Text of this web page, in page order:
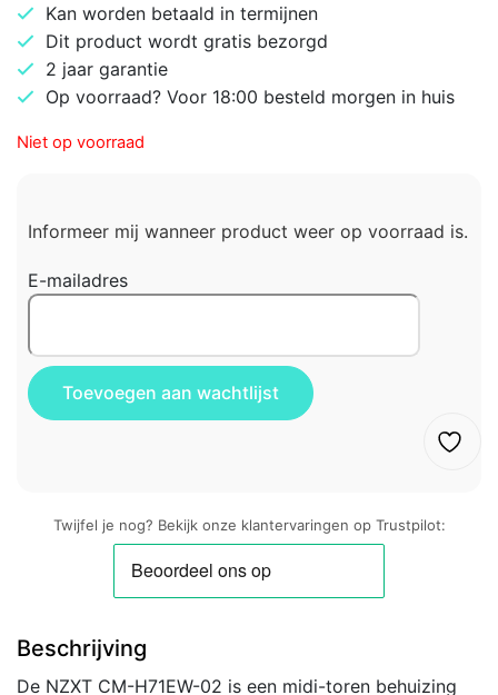
Kan worden betaald in termijnen
Dit product wordt gratis bezorgd
2 jaar garantie
Op voorraad? Voor 18:00 besteld morgen in huis
Niet op voorraad
Informeer mij wanneer product weer op voorraad is.
E-mailadres
Twijfel je nog? Bekijk onze klantervaringen op Trustpilot:
Beschrijving
De NZXT CM-H71EW-02 is een midi-toren behuizing